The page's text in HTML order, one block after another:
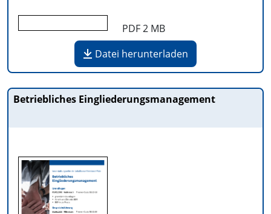
PDF2 MB
Datei herunterladen
Betriebliches Eingliederungsmanagement